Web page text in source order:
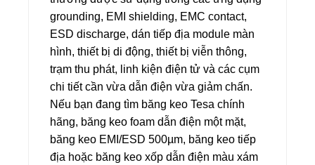
grounding, EMI shielding, EMC contact,
ESD discharge, dán tiếp địa module màn
hình, thiết bị di động, thiết bị viễn thông,
trạm thu phát, linh kiện điện tử và các cụm
chi tiết cần vừa dẫn điện vừa giảm chấn.
Nếu bạn đang tìm băng keo Tesa chính
hãng, băng keo foam dẫn điện một mặt,
băng keo EMI/ESD 500µm, băng keo tiếp
địa hoặc băng keo xốp dẫn điện màu xám